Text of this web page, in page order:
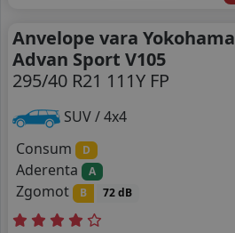
Anvelope vara Yokohama
Advan Sport V105
295/40 R21 111Y FP
SUV / 4x4
Consum
D
Aderenta A
Zgomot B 72 dB